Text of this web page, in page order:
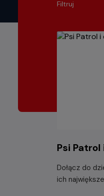
Filtruj
Psi
Dołącz do
ich